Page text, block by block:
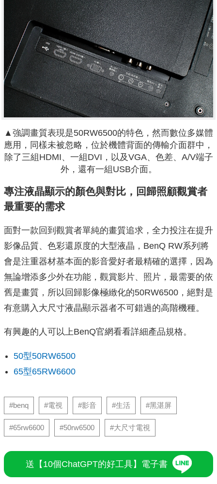
▲強調畫質表現是50RW6500的特色，然而數位多媒體
應用，同樣未被忽略，位於機體背面的傳輸介面群中，
除了三組HDMI、一組DVI，以及VGA、色差、A/V端子
外，還有一組USB介面。
專注液晶顯示的顏色與對比，回歸照顧觀賞者
最重要的需求
面對一款回到觀賞者單純的畫質追求，全力投注在提升
影像品質、色彩還原度的大型液晶，BenQ RW系列將
會是注重器材基本面的影音愛好者最精確的選擇，因為
無論增添多少外在功能，觀賞影片、照片，最需要的依
舊是畫質，所以回歸影像極緻化的50RW6500，絕對是
有意購入大尺寸液晶顯示器者不可錯過的高階機種。
有興趣的人可以上BenQ官網看看詳細產品規格。
50型50RW6500
65型65RW6600
#benq #電視 #影音 #生活 #黑湛屏
#65rw6600 #50rw6500 #大尺寸電視
送【10個ChatGPT的好工具】電子書